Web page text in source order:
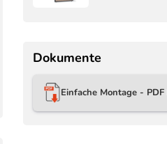
Dokumente
Einfache Montage -